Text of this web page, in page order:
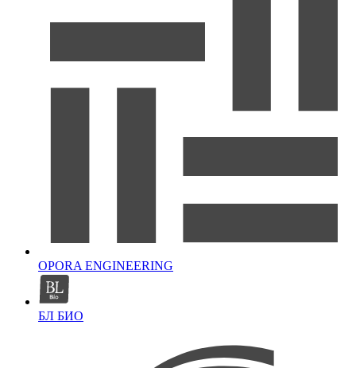
OPORA ENGINEERING
БЛ БИО